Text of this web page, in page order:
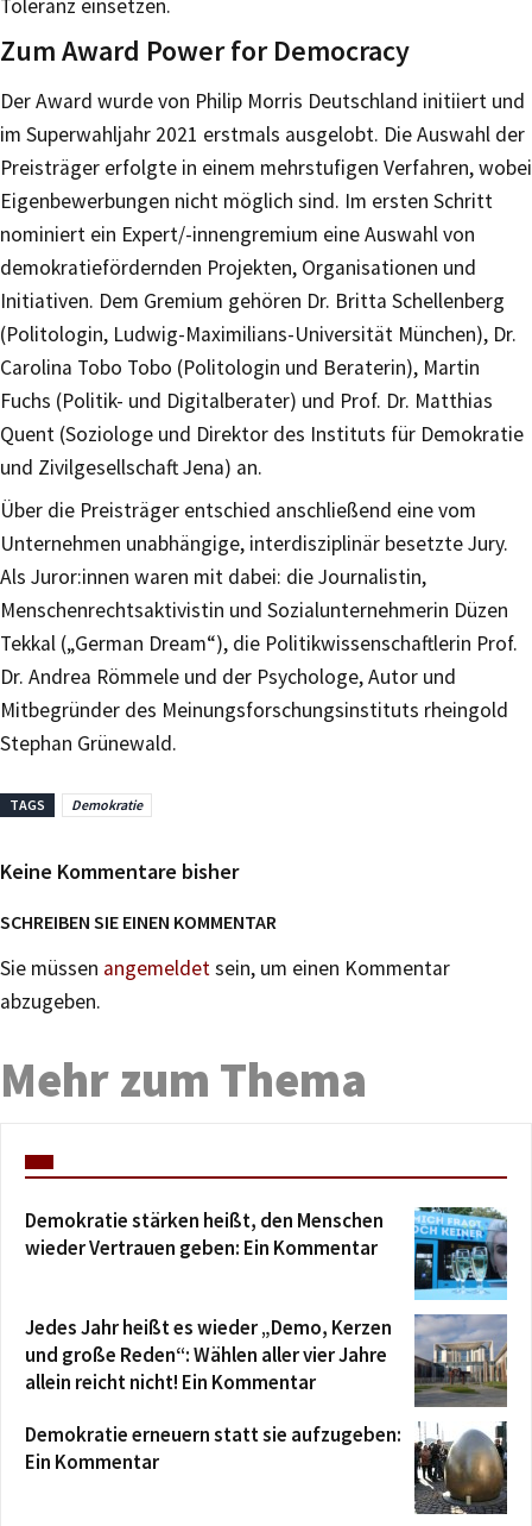
Toleranz einsetzen.
Zum Award Power for Democracy
Der Award wurde von Philip Morris Deutschland initiiert und
im Superwahljahr 2021 erstmals ausgelobt. Die Auswahl der
Preisträger erfolgte in einem mehrstufigen Verfahren, wobei
Eigenbewerbungen nicht möglich sind. Im ersten Schritt
nominiert ein Expert/-innengremium eine Auswahl von
demokratiefördernden Projekten, Organisationen und
Initiativen. Dem Gremium gehören Dr. Britta Schellenberg
(Politologin, Ludwig-Maximilians-Universität München), Dr.
Carolina Tobo Tobo (Politologin und Beraterin), Martin
Fuchs (Politik- und Digitalberater) und Prof. Dr. Matthias
Quent (Soziologe und Direktor des Instituts für Demokratie
und Zivilgesellschaft Jena) an.
Über die Preisträger entschied anschließend eine vom
Unternehmen unabhängige, interdisziplinär besetzte Jury.
Als Juror:innen waren mit dabei: die Journalistin,
Menschenrechtsaktivistin und Sozialunternehmerin Düzen
Tekkal („German Dream“), die Politikwissenschaftlerin Prof.
Dr. Andrea Römmele und der Psychologe, Autor und
Mitbegründer des Meinungsforschungsinstituts rheingold
Stephan Grünewald.
TAGS Demokratie
Keine Kommentare bisher
SCHREIBEN SIE EINEN KOMMENTAR
Sie müssen angemeldetsein, um einen Kommentar
abzugeben.
Mehr zum Thema
Demokratie stärken heißt, den Menschen
wieder Vertrauen geben: Ein Kommentar
Jedes Jahr heißt es wieder „Demo, Kerzen
und große Reden“: Wählen aller vier Jahre
allein reicht nicht! Ein Kommentar
Demokratie erneuern statt sie aufzugeben:
Ein Kommentar